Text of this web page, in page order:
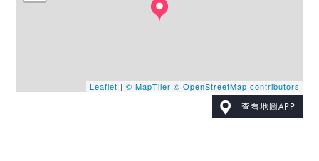
Leaflet | © MapTiler © OpenStreetMap contributors
查看地圖APP